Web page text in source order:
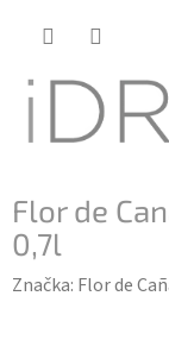
Flor de
0,7l
Značka: Flor de